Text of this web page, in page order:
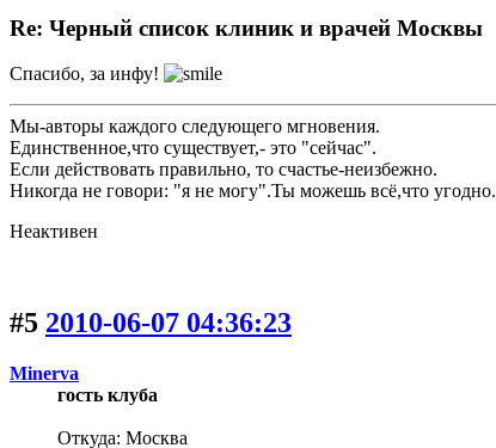
Re: Черный список клиник и врачей Москвы
Спасибо, за инфу!
Мы-авторы каждого следующего мгновения.
Единственное,что существует,- это "сейчас".
Если действовать правильно, то счастье-неизбежно.
Никогда не говори: "я не могу".Ты можешь всё,что угодно.
Неактивен
#5 2010-06-07 04:36:23
Minerva
гость клуба
Откуда: Москва